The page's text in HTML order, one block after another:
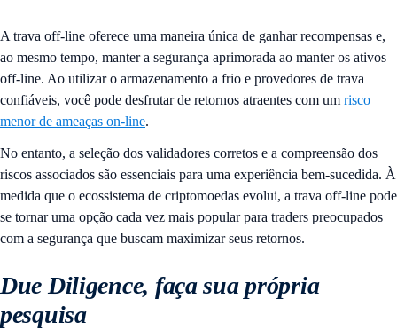
A trava off-line oferece uma maneira única de ganhar recompensas e,
ao mesmo tempo, manter a segurança aprimorada ao manter os ativos
off-line. Ao utilizar o armazenamento a frio e provedores de trava
confiáveis, você pode desfrutar de retornos atraentes com um risco
menor de ameaças on-line.
No entanto, a seleção dos validadores corretos e a compreensão dos
riscos associados são essenciais para uma experiência bem-sucedida. À
medida que o ecossistema de criptomoedas evolui, a trava off-line pode
se tornar uma opção cada vez mais popular para traders preocupados
com a segurança que buscam maximizar seus retornos.
Due Diligence, faça sua própria
pesquisa